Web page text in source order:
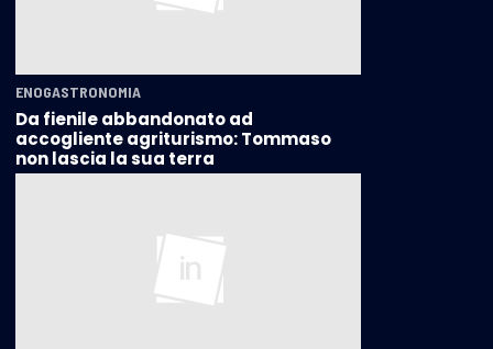
ENOGASTRONOMIA
Da fienile abbandonato ad
accogliente agriturismo: Tommaso
non lascia la sua terra